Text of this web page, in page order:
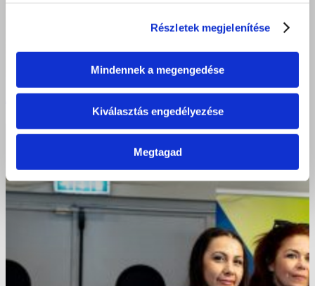
Részletek megjelenítése
Mindennek a megengedése
Kiválasztás engedélyezése
Megtagad
A kisvárdai Bazilosok ma történelmet írtak!